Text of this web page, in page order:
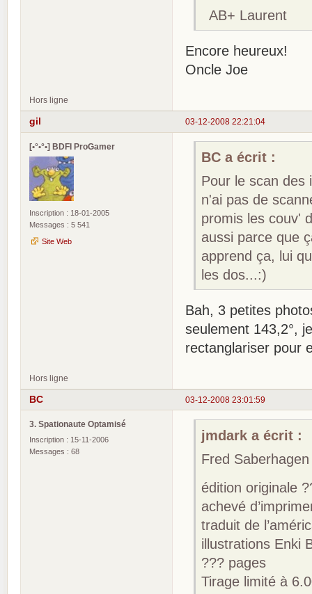
AB+ Laurent
Encore heureux!
Oncle Joe
Hors ligne
03-12-2008 22:21:04
gil
[•°•°•] BDFI ProGamer
Inscription : 18-01-2005
Messages : 5 541
Site Web
BC a écrit :
Pour le scan des
n'ai pas de
promis les couv'
aussi parce que
apprend ça, lui
les dos...:)
Bah, 3 petites
seulement 143,2°,
rectanglariser pour
Hors ligne
03-12-2008 23:01:59
BC
3. Spationaute Optamisé
Inscription : 15-11-2006
Messages : 68
jmdark a écrit :
Fred
édition originale
achevé
traduit de
illustrations Enki
??? pages
Tirage limité à